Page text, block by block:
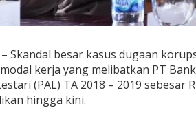
P
L
B
a
n
k
– Skandal besar kasus dugaan
kerja yang melibatkan PT
(PAL) TA 2018 – 2019 sebesar
hingga kini.